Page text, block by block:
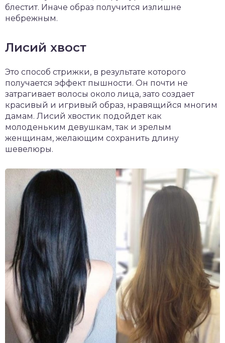
блестит. Иначе образ получится излишне
небрежным.
Лисий хвост
Это способ стрижки, в результате которого
получается эффект пышности. Он почти не
затрагивает волосы около лица, зато создает
красивый и игривый образ, нравящийся многим
дамам. Лисий хвостик подойдет как
молоденьким девушкам, так и зрелым
женщинам, желающим сохранить длину
шевелюры.